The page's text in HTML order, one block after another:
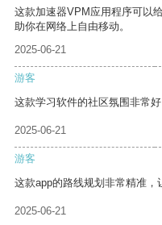
这款加速器VPM应用程序可以
助你在网络上自由移动。
2025-06-21
游客
这款学习软件的社区氛围非常
2025-06-21
游客
这款app的路线规划非常精准，
2025-06-21